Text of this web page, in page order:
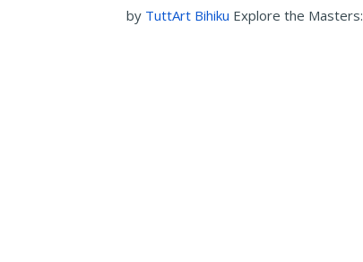
by TuttArt Bihiku Explore the Masters: